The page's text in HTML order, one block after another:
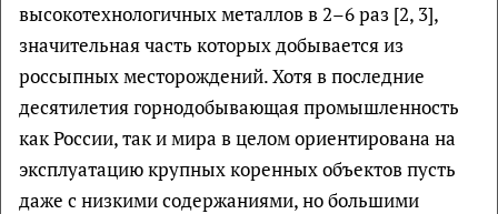
высокотехнологичных металлов в 2–6 раз [2, 3],
значительная часть которых добывается из
россыпных месторождений. Хотя в последние
десятилетия горнодобывающая промышленность
как России, так и мира в целом ориентирована на
эксплуатацию крупных коренных объектов пусть
даже с низкими содержаниями, но большими